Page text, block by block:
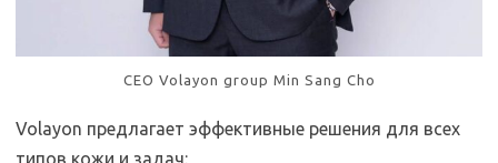
CEO Volayon group Min Sang Cho
Volayon предлагает эффективные решения для всех